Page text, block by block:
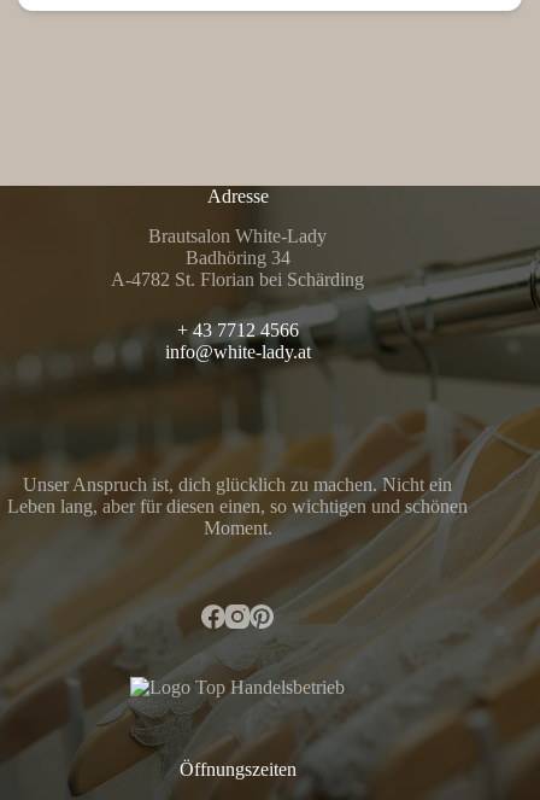
Adresse
Brautsalon White-Lady
Badhöring 34
A-4782 St. Florian bei Schärding
+ 43 7712 4566
info@white-lady.at
Unser Anspruch ist, dich glücklich zu machen. Nicht ein
Leben lang, aber für diesen einen, so wichtigen und schönen
Moment.
Öffnungszeiten